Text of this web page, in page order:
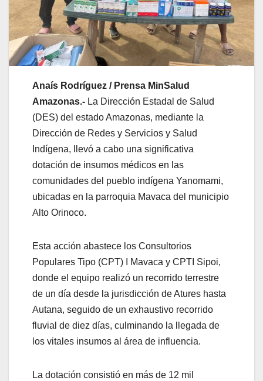
Anaís Rodríguez / Prensa MinSalud
Amazonas.- La Dirección Estadal de Salud
(DES) del estado Amazonas, mediante la
Dirección de Redes y Servicios y Salud
Indígena, llevó a cabo una significativa
dotación de insumos médicos en las
comunidades del pueblo indígena Yanomami,
ubicadas en la parroquia Mavaca del municipio
Alto Orinoco.
Esta acción abastece los Consultorios
Populares Tipo (CPT) I Mavaca y CPTI Sipoi,
donde el equipo realizó un recorrido terrestre
de un día desde la jurisdicción de Atures hasta
Autana, seguido de un exhaustivo recorrido
fluvial de diez días, culminando la llegada de
los vitales insumos al área de influencia.
La dotación consistió en más de 12 mil